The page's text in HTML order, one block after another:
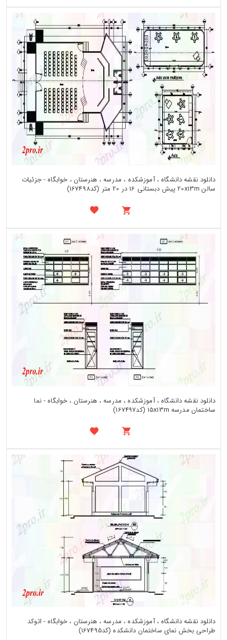
دانلود نقشه دانشگاه ، آموزشکده ، مدرسه ، هنرستان ، خوابگاه - جزئیات
سالن 20x13m پیش دبستانی 16 در 20 متر (کد167498)
دانلود نقشه دانشگاه ، آموزشکده ، مدرسه ، هنرستان ، خوابگاه - نما
ساختمان مدرسه 15x13m (کد167497)
دانلود نقشه دانشگاه ، آموزشکده ، مدرسه ، هنرستان ، خوابگاه - اتوکد
طراحی بخش نمای ساختمان دانشکده (کد167495)